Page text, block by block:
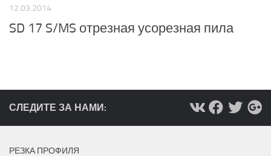
12.03.2014
SD 17 S/MS отрезная усорезная пила
СЛЕДИТЕ ЗА НАМИ:
РЕЗКА ПРОФИЛЯ